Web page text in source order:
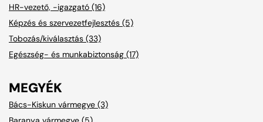
HR-vezető, -igazgató (16)
Képzés és szervezetfejlesztés (5)
Tobozás/kiválasztás (33)
Egészség- és munkabiztonság (17)
MEGYÉK
Bács-Kiskun vármegye (3)